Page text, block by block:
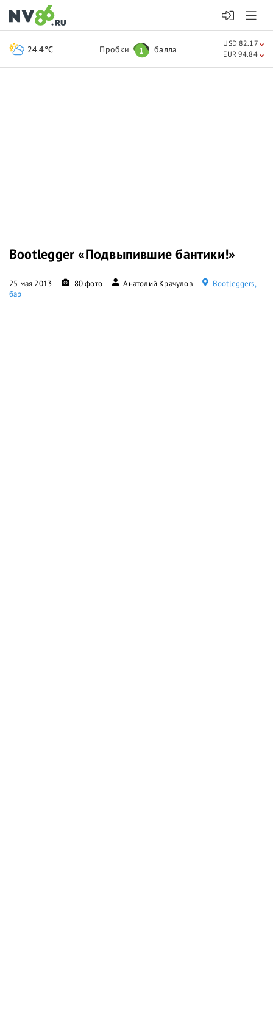
Bootlegger «Подвыпившие бантики!»
25 мая 2013 80 фото Анатолий Крачулов
Bootleggers,
бар
24.4°C Пробки 1 балла
USD 82.17
EUR 94.84